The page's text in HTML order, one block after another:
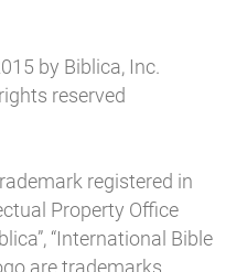
by Biblica, Inc.
reserved
registered in
Property Office
“International Bible
are trademarks